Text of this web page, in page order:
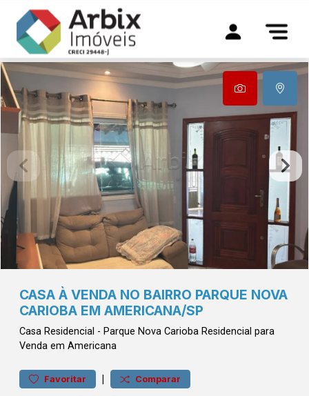
CASA À VENDA NO BAIRRO PARQUE NOVA
CARIOBA EM AMERICANA/SP
Casa Residencial - Parque Nova Carioba Residencial para
Venda em Americana
Favoritar | Comparar